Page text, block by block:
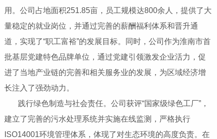
用。公司占地面积251.85亩，员工规模达800余人，提供了大
量稳定的就业岗位，并通过完善的薪酬福利体系和晋升通
道，实现了“职工富裕”的发展目标。同时，公司作为淮南市首
批基层党建特色品牌单位，通过党建引领激发企业活力，促
进了当地产业链的完善和相关服务业的发展，为区域经济增
长注入了强劲动力。
践行绿色制造与社会责任‌。公司获评“国家级绿色工厂”，
建立了完善的污水处理系统并实施在线监测，严格执行
ISO14001环境管理体系，体现了对生态环境的高度负责。在